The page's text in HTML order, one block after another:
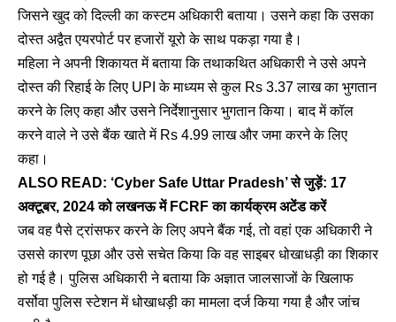
जिसने खुद को दिल्ली का कस्टम अधिकारी बताया। उसने कहा कि उसका
दोस्त अद्वैत एयरपोर्ट पर हजारों यूरो के साथ पकड़ा गया है।
महिला ने अपनी शिकायत में बताया कि तथाकथित अधिकारी ने उसे अपने
दोस्त की रिहाई के लिए UPI के माध्यम से कुल Rs 3.37 लाख का भुगतान
करने के लिए कहा और उसने निर्देशानुसार भुगतान किया। बाद में कॉल
करने वाले ने उसे बैंक खाते में Rs 4.99 लाख और जमा करने के लिए
कहा।
ALSO READ: ‘Cyber Safe Uttar Pradesh’ से जुड़ें: 17
अक्टूबर, 2024 को लखनऊ में FCRF का कार्यक्रम अटेंड करें
जब वह पैसे ट्रांसफर करने के लिए अपने बैंक गई, तो वहां एक अधिकारी ने
उससे कारण पूछा और उसे सचेत किया कि वह साइबर धोखाधड़ी का शिकार
हो गई है। पुलिस अधिकारी ने बताया कि अज्ञात जालसाजों के खिलाफ
वर्सोवा पुलिस स्टेशन में धोखाधड़ी का मामला दर्ज किया गया है और जांच